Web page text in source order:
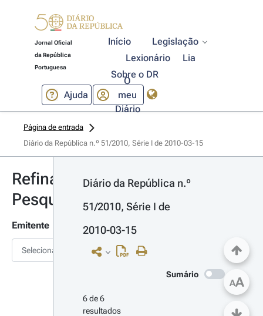
Jornal Oficial
da República
Portuguesa
Início
Legislação
Lexionário
Lia
Sobre o DR
Ajuda
O
meu
Diário
Página de entrada
Diário da República n.º 51/2010, Série I de 2010-03-15
Refinar
Pesquisa
Emitente
Selecionar
Diário da República n.º
51/2010, Série I de
2010-03-15
Sumário
6 de 6
resultados
AA